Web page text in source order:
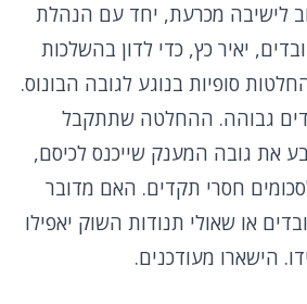
לישיבה מכרעת, יחד עם הנהלת
יאיר כץ, כדי לדון בהשלכות
סופיות בנוגע לגובה הבונוס.
גבוהה. ההחלטה שתתקבל
את גובה המענק שייכנס לכיסם,
חסרי תקדים. האם מדובר
או שאולי תנודות השוק יאפילו
הישארו מעודכנים.